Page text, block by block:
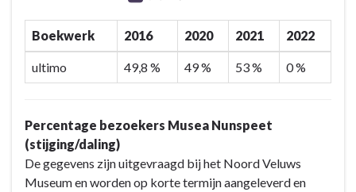
Boekwerk 2016 2020 2021 2022
ultimo 49,8 % 49 % 53 % 0 %
Percentage bezoekers Musea Nunspeet
(stijging/daling)
De gegevens zijn uitgevraagd bij het Noord Veluws
Museum en worden op korte termijn aangeleverd en